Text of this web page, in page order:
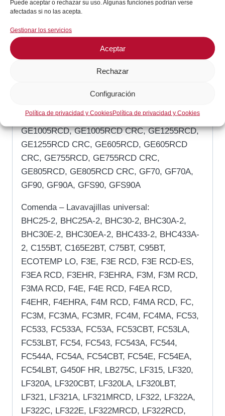
Puede aceptar o rechazar su uso. Algunas funciones podrían verse
afectadas si no las acepta.
Gestionar los servicios
Aceptar
Rechazar
Configuración
Política de privacidad y CookiesPolítica de privacidad y Cookies
Horecaparts: 3444228
Mareno: 120525
Compatibles para estas Marcas
Comenda – Máquinas de lavado de utensilios:
GE1005RCD, GE1005RCD CRC, GE1255RCD,
GE1255RCD CRC, GE605RCD, GE605RCD
CRC, GE755RCD, GE755RCD CRC,
GE805RCD, GE805RCD CRC, GF70, GF70A,
GF90, GF90A, GFS90, GFS90A
Comenda – Lavavajillas universal:
BHC25-2, BHC25A-2, BHC30-2, BHC30A-2,
BHC30E-2, BHC30EA-2, BHC433-2, BHC433A-
2, C155BT, C165E2BT, C75BT, C95BT,
ECOTEMP LO, F3E, F3E RCD, F3E RCD-ES,
F3EA RCD, F3EHR, F3EHRA, F3M, F3M RCD,
F3MA RCD, F4E, F4E RCD, F4EA RCD,
F4EHR, F4EHRA, F4M RCD, F4MA RCD, FC,
FC3M, FC3MA, FC3MR, FC4M, FC4MA, FC53,
FC533, FC533A, FC53A, FC53CBT, FC53LA,
FC53LBT, FC54, FC543, FC543A, FC544,
FC544A, FC54A, FC54CBT, FC54E, FC54EA,
FC54LBT, G450F HR, LB275C, LF315, LF320,
LF320A, LF320CBT, LF320LA, LF320LBT,
LF321, LF321A, LF321MRCD, LF322, LF322A,
LF322C, LF322E, LF322MRCD, LF322RCD,